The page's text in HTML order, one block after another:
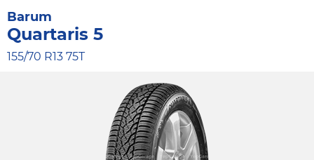
Barum
Quartaris 5
155/70 R13 75T